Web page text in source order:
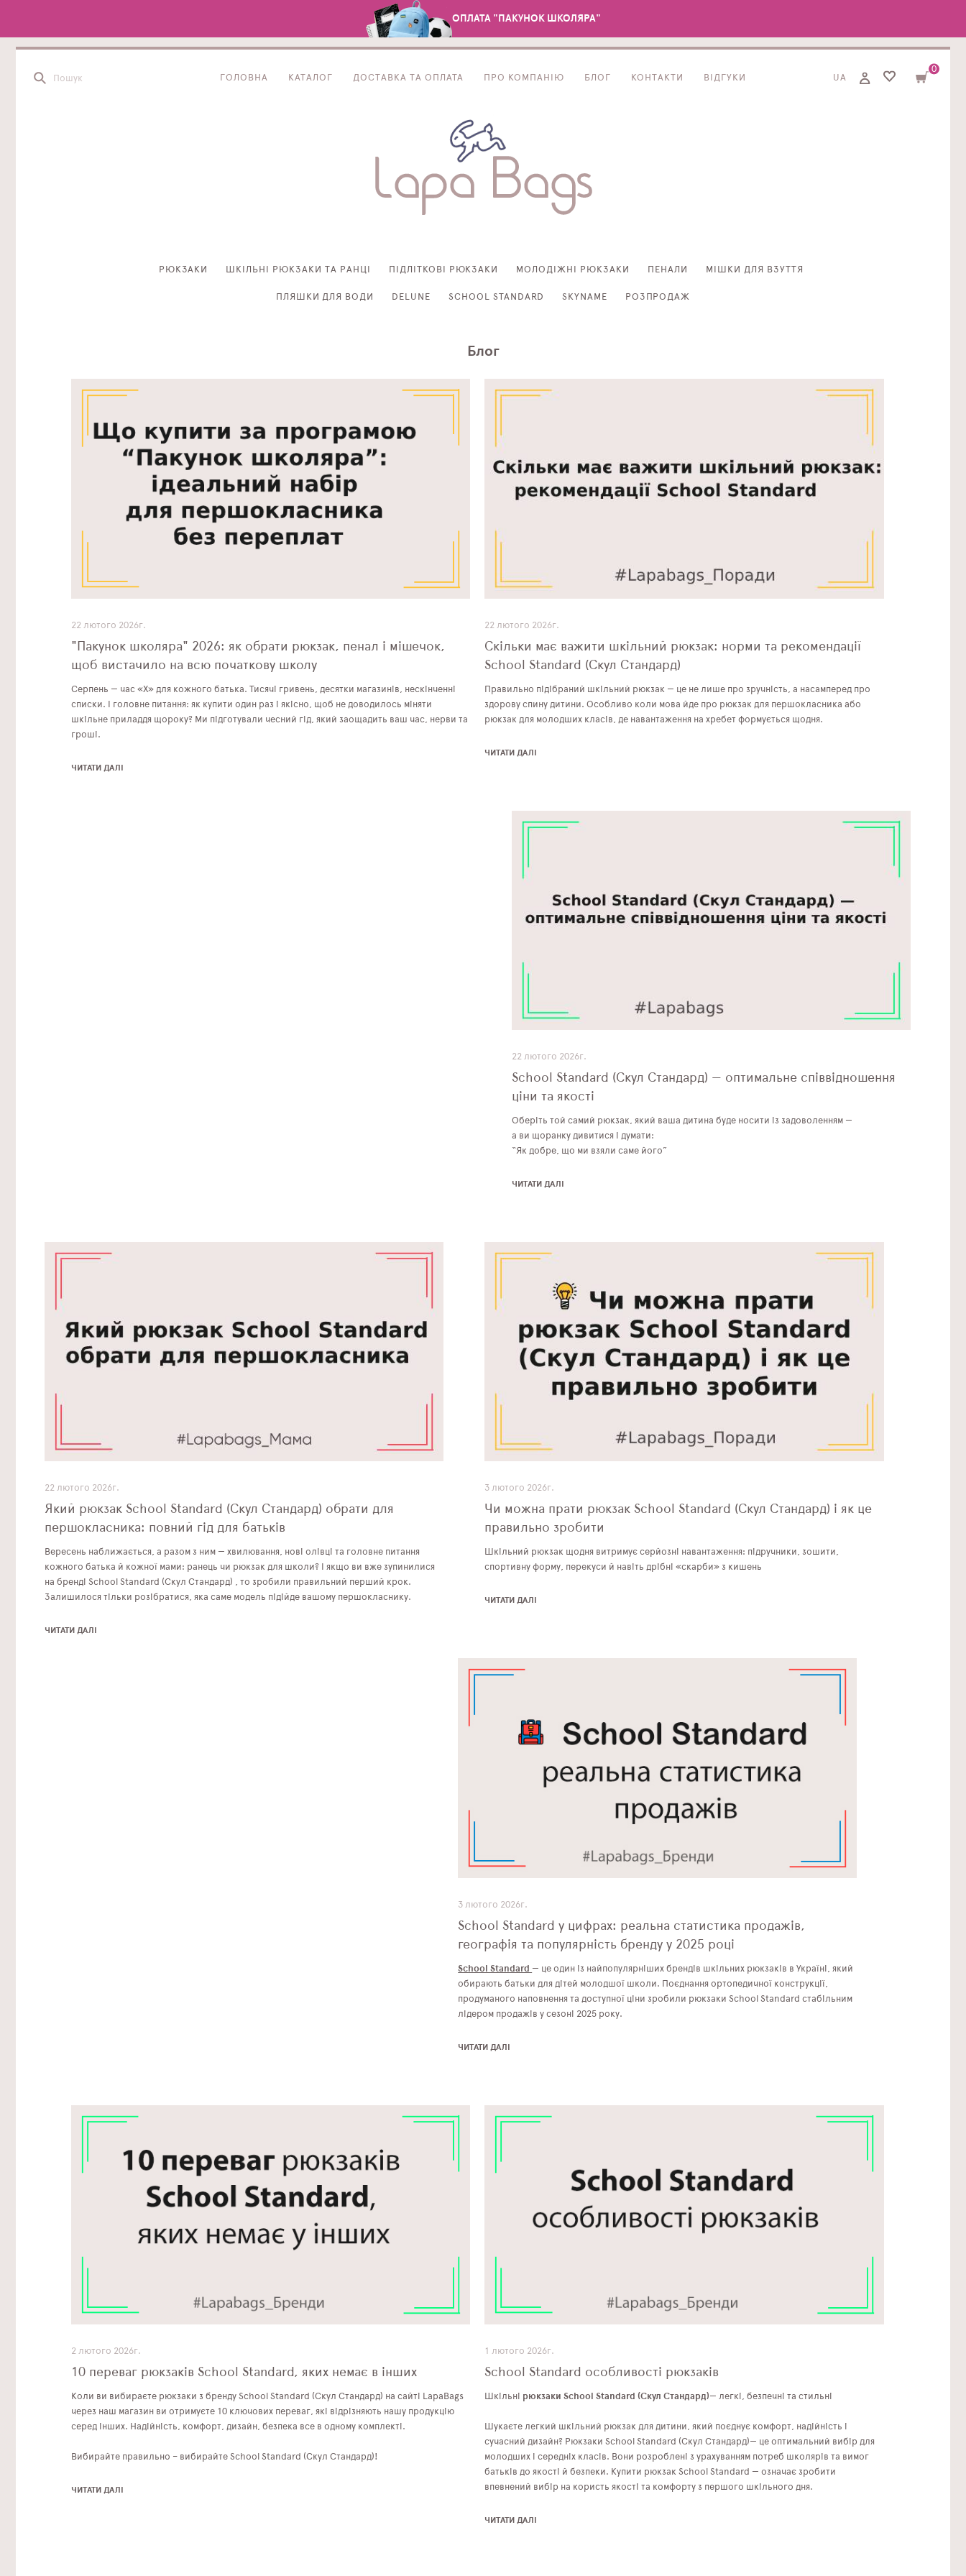
ОПЛАТА "ПАКУНОК ШКОЛЯРА"
ГОЛОВНА КАТАЛОГ ДОСТАВКА ТА ОПЛАТА ПРО КОМПАНІЮ БЛОГ КОНТАКТИ ВІДГУКИ UA
0
РЮКЗАКИ ШКІЛЬНІ РЮКЗАКИ ТА РАНЦІ ПІДЛІТКОВІ РЮКЗАКИ МОЛОДІЖНІ РЮКЗАКИ ПЕНАЛИ МІШКИ ДЛЯ ВЗУТТЯ
ПЛЯШКИ ДЛЯ ВОДИ DELUNE SCHOOL STANDARD SKYNAME РОЗПРОДАЖ
Блог
22 лютого 2026г.
"Пакунок школяра" 2026: як обрати рюкзак, пенал і мішечок,
щоб вистачило на всю початкову школу
Серпень — час «Х» для кожного батька. Тисячі гривень, десятки магазинів, нескінченні
списки. І головне питання: як купити один раз і якісно, щоб не доводилось міняти
шкільне приладдя щороку? Ми підготували чесний гід, який заощадить ваш час, нерви та
гроші.
ЧИТАТИ ДАЛІ
22 лютого 2026г.
Скільки має важити шкільний рюкзак: норми та рекомендації
School Standard (Скул Стандард)
Правильно підібраний шкільний рюкзак — це не лише про зручність, а насамперед про
здорову спину дитини. Особливо коли мова йде про рюкзак для першокласника або
рюкзак для молодших класів, де навантаження на хребет формується щодня.
ЧИТАТИ ДАЛІ
22 лютого 2026г.
School Standard (Скул Стандард) — оптимальне співвідношення
ціни та якості
Оберіть той самий рюкзак, який ваша дитина буде носити із задоволенням —
а ви щоранку дивитися і думати:
“Як добре, що ми взяли саме його”
ЧИТАТИ ДАЛІ
22 лютого 2026г.
Який рюкзак School Standard (Скул Стандард) обрати для
першокласника: повний гід для батьків
Вересень наближається, а разом з ним — хвилювання, нові олівці та головне питання
кожного батька й кожної мами: ранець чи рюкзак для школи? І якщо ви вже зупинилися
на бренді School Standard (Скул Стандард) , то зробили правильний перший крок.
Залишилося тільки розібратися, яка саме модель підійде вашому першокласнику.
ЧИТАТИ ДАЛІ
3 лютого 2026г.
Чи можна прати рюкзак School Standard (Скул Стандард) і як це
правильно зробити
Шкільний рюкзак щодня витримує серйозні навантаження: підручники, зошити,
спортивну форму, перекуси й навіть дрібні «скарби» з кишень
ЧИТАТИ ДАЛІ
3 лютого 2026г.
School Standard у цифрах: реальна статистика продажів,
географія та популярність бренду у 2025 році
School Standard — це один із найпопулярніших брендів шкільних рюкзаків в Україні, який
обирають батьки для дітей молодшої школи. Поєднання ортопедичної конструкції,
продуманого наповнення та доступної ціни зробили рюкзаки School Standard стабільним
лідером продажів у сезоні 2025 року.
ЧИТАТИ ДАЛІ
2 лютого 2026г.
10 переваг рюкзаків School Standard, яких немає в інших
Коли ви вибираєте рюкзаки з бренду School Standard (Скул Стандард) на сайті LapaBags
через наш магазин ви отримуєте 10 ключових переваг, які відрізняють нашу продукцію
серед інших. Надійність, комфорт, дизайн, безпека все в одному комплекті.
Вибирайте правильно – вибирайте School Standard (Скул Стандард)!
ЧИТАТИ ДАЛІ
1 лютого 2026г.
School Standard особливості рюкзаків
Шкільні рюкзаки School Standard (Скул Стандард)— легкі, безпечні та стильні
Шукаєте легкий шкільний рюкзак для дитини, який поєднує комфорт, надійність і
сучасний дизайн? Рюкзаки School Standard (Скул Стандард)— це оптимальний вибір для
молодших і середніх класів. Вони розроблені з урахуванням потреб школярів та вимог
батьків до якості й безпеки. Купити рюкзак School Standard — означає зробити
впевнений вибір на користь якості та комфорту з першого шкільного дня.
ЧИТАТИ ДАЛІ